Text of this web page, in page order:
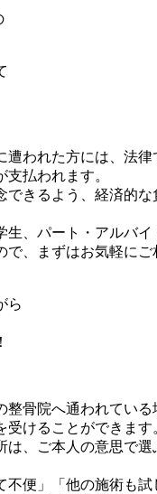
遭われた方には、法律
払われます。
できるよう、経済的
生、パート・アルバイ
で、まずはお気軽にご
ら
整骨院へ通われている
受けることができます
は、ご本人の意思で選
不便」「他の施術も試